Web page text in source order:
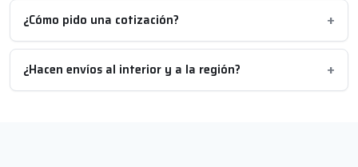
¿Cómo pido una cotización?
¿Hacen envíos al interior y a la región?